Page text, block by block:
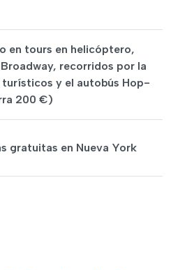
en tours en helicóptero,
recorridos por la
y el autobús Hop-
200 €)
gratuitas en Nueva York